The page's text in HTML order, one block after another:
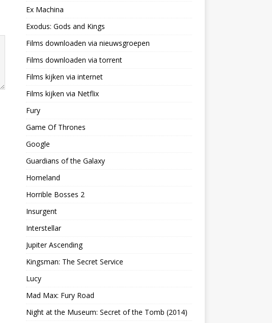
Ex Machina
Exodus: Gods and Kings
Films downloaden via nieuwsgroepen
Films downloaden via torrent
Films kijken via internet
Films kijken via Netflix
Fury
Game Of Thrones
Google
Guardians of the Galaxy
Homeland
Horrible Bosses 2
Insurgent
Interstellar
Jupiter Ascending
Kingsman: The Secret Service
Lucy
Mad Max: Fury Road
Night at the Museum: Secret of the Tomb (2014)